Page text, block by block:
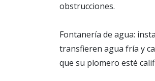
obstrucciones.
Fontanería de agua:
transfieren agua fría y
que su plomero esté